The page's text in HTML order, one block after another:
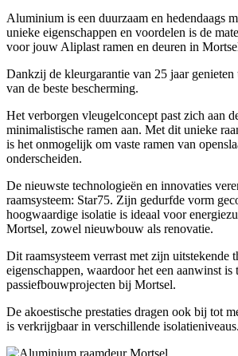
Aluminium is een duurzaam en hedendaags
unieke eigenschappen en voordelen is de
voor jouw Aliplast ramen en deuren in
Dankzij de kleurgarantie van 25 jaar genieten
van de beste bescherming.
Het verborgen vleugelconcept past zich aan
minimalistische ramen aan. Met dit unieke
is het onmogelijk om vaste ramen van
onderscheiden.
De nieuwste technologieën en innovaties
raamsysteem: Star75. Zijn gedurfde vorm
hoogwaardige isolatie is ideaal voor
Mortsel, zowel nieuwbouw als renovatie.
Dit raamsysteem verrast met zijn uitstekende
eigenschappen, waardoor het een aanwinst is
passiefbouwprojecten bij Mortsel.
De akoestische prestaties dragen ook bij tot
is verkrijgbaar in verschillende isolatieniveaus.